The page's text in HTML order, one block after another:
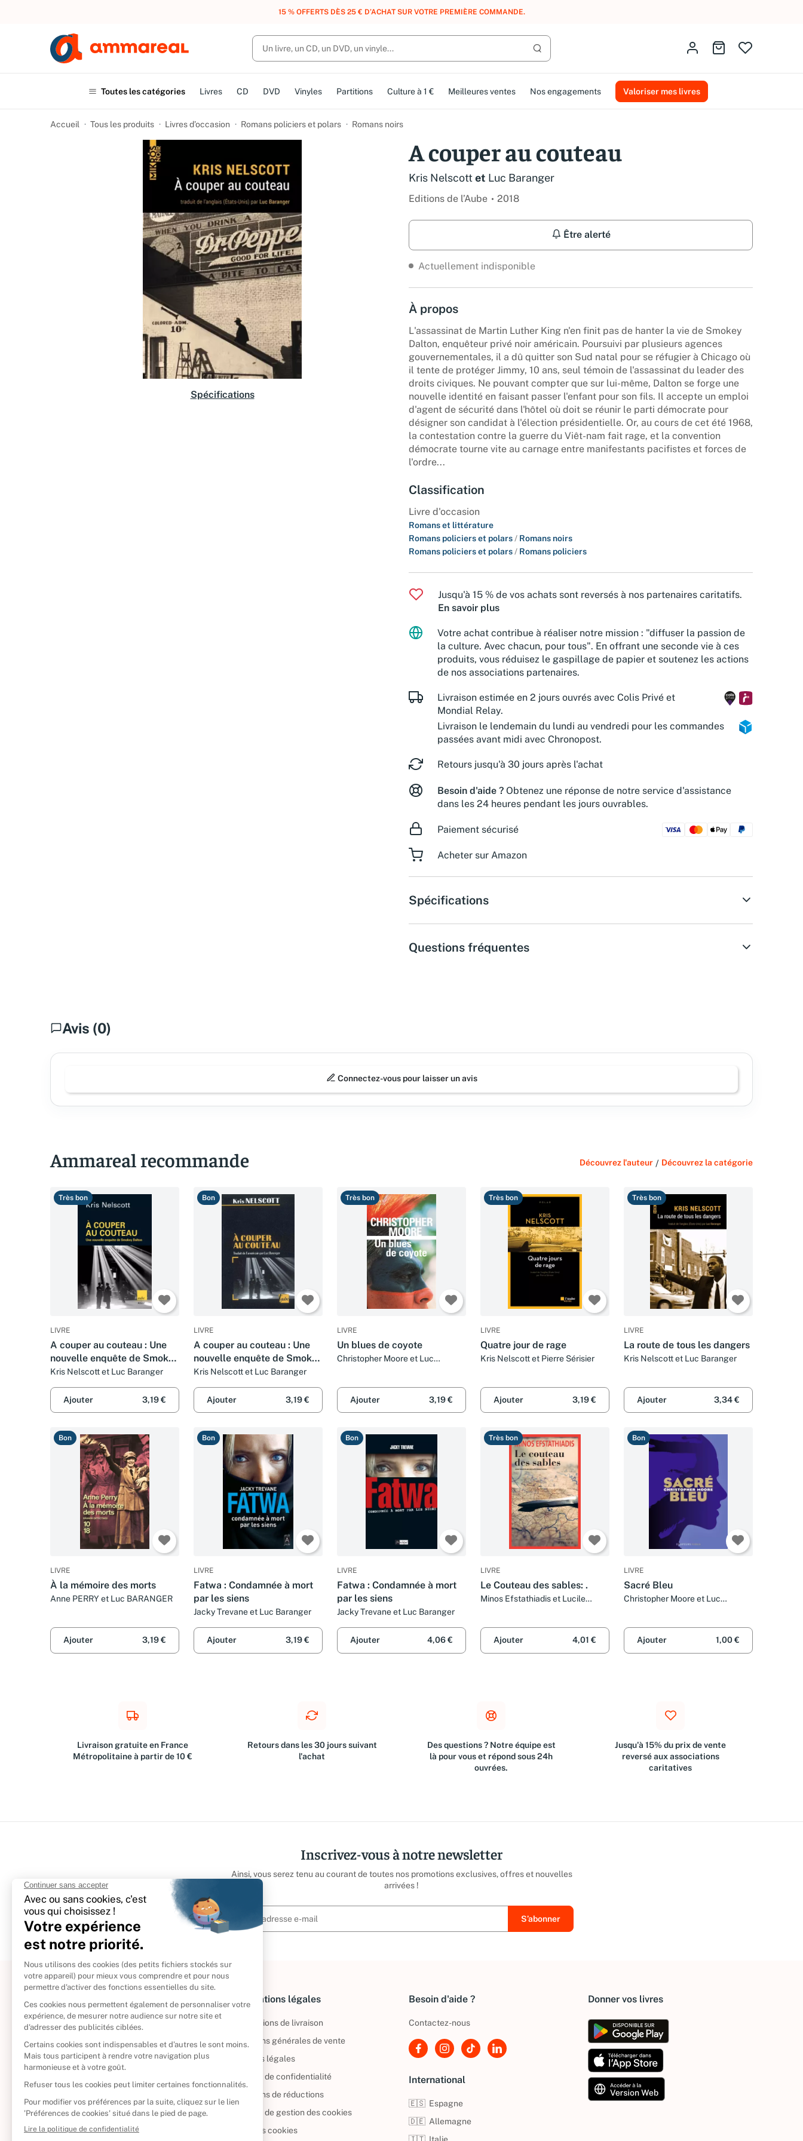
UN ACHAT, DES POINTS, DES RÉCOMPENSES :REJOIGNEZ GRATUITEMENT LE CLUB AMMAREAL.
Lancer la recherche
Identifiez-vousAller au panier
Toutes les catégories Livres CD DVD Vinyles Partitions Culture à 1 € Meilleures ventes Nos engagements Valoriser mes livres
Accueil Tous les produits Livres d’occasion Romans policiers et polars Romans noirs
Spécifications
A couper au couteau
Kris Nelscott et Luc Baranger
Editions de l’Aube 2018
Être alerté
Actuellement indisponible
À propos
L'assassinat de Martin Luther King n'en finit pas de hanter la vie de Smokey
Dalton, enquêteur privé noir américain. Poursuivi par plusieurs agences
gouvernementales, il a dû quitter son Sud natal pour se réfugier à Chicago où
il tente de protéger Jimmy, 10 ans, seul témoin de l'assassinat du leader des
droits civiques. Ne pouvant compter que sur lui-même, Dalton se forge une
nouvelle identité en faisant passer l'enfant pour son fils. Il accepte un emploi
d'agent de sécurité dans l'hôtel où doit se réunir le parti démocrate pour
désigner son candidat à l'élection présidentielle. Or, au cours de cet été 1968,
la contestation contre la guerre du Viêt-nam fait rage, et la convention
démocrate tourne vite au carnage entre manifestants pacifistes et forces de
l'ordre...
Classification
Livre d'occasion
Romans et littérature
Romans policiers et polars / Romans noirs
Romans policiers et polars / Romans policiers
Jusqu'à 15 % de vos achats sont reversés à nos partenaires caritatifs.
En savoir plus
Votre achat contribue à réaliser notre mission : "diffuser la passion de
la culture. Avec chacun, pour tous". En offrant une seconde vie à ces
produits, vous réduisez le gaspillage de papier et soutenez les actions
de nos associations partenaires.
Livraison estimée en 2 jours ouvrés avec Colis Privé et
Mondial Relay.
Livraison le lendemain du lundi au vendredi pour les commandes
passées avant midi avec Chronopost.
Retours jusqu'à 30 jours après l'achat
Besoin d'aide ? Obtenez une réponse de notre service d'assistance
dans les 24 heures pendant les jours ouvrables.
Paiement sécurisé
Acheter sur Amazon
Spécifications
Questions fréquentes
Avis (0)
Connectez-vous pour laisser un avis
Ammareal recommande Découvrez l'auteur / Découvrez la catégorie
Très bon
LIVRE
A couper au couteau : Une
nouvelle enquête de Smokey
Dalton
Kris Nelscott et Luc Baranger
Ajouter 3,19 €
Bon
LIVRE
A couper au couteau : Une
nouvelle enquête de Smokey
Dalton
Kris Nelscott et Luc Baranger
Ajouter 3,19 €
Très bon
LIVRE
Un blues de coyote
Christopher Moore et Luc
Ajouter 3,19 €
Très bon
LIVRE
Quatre jour de rage
Kris Nelscott et Pierre Sérisier
Ajouter 3,19 €
Très bon
LIVRE
La route de tous les dangers
Kris Nelscott et Luc Baranger
Ajouter 3,34 €
Bon
LIVRE
À la mémoire des morts
Anne PERRY et Luc BARANGER
Ajouter 3,19 €
Bon
LIVRE
Fatwa : Condamnée à mort
par les siens
Jacky Trevane et Luc Baranger
Ajouter 3,19 €
Bon
LIVRE
Fatwa : Condamnée à mort
par les siens
Jacky Trevane et Luc Baranger
Ajouter 4,06 €
Très bon
LIVRE
Le Couteau des sables: .
Minos Efstathiadis et Lucile
Ajouter 4,01 €
Bon
LIVRE
Sacré Bleu
Christopher Moore et Luc
Ajouter 1,00 €
Livraison gratuite en France
Métropolitaine à partir de 10 €
Retours dans les 30 jours suivant
l'achat
Des questions ? Notre équipe est
là pour vous et répond sous 24h
ouvrées.
Jusqu'à 15% du prix de vente
reversé aux associations
caritatives
Inscrivez-vous à notre newsletter
Ainsi, vous serez tenu au courant de toutes nos promotions exclusives, offres et nouvelles
arrivées !
À propos
Politique de retour
Reprendre vos livres
Qui sommes-nous ?
CD d'occasion
DVD d'occasion
Informations légales
Informations de livraison
Conditions générales de vente
Mentions légales
Politique de confidentialité
Conditions de réductions
Politique de gestion des cookies
Gérer vos cookies
Besoin d'aide ?
Contactez-nous
International
🇪🇸 Espagne
🇩🇪 Allemagne
Donner vos livres